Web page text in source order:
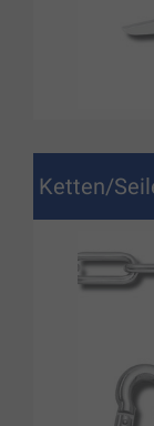
Ketten/